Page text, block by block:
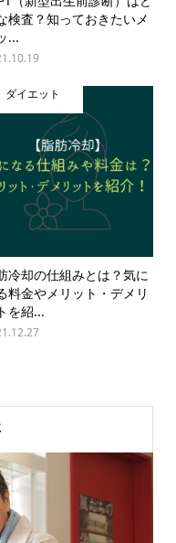
検査？知っておきたいメ
...
ダイエット
冷却の仕組みとは？気に
料金やメリット・デメリ
を紹...